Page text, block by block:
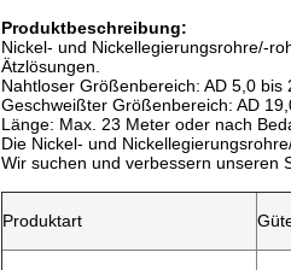
Produktbeschreibung:
Nickel- und Nickellegierungsrohre/-
Ätzlösungen.
Nahtloser Größenbereich: AD 5,0 bis
Geschweißter Größenbereich: AD
Länge: Max. 23 Meter oder nach
Die Nickel- und
Wir suchen und verbessern unseren
Produktart